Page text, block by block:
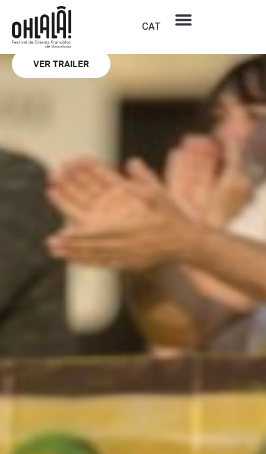
CAT
Ohlalà Teens
Divertimento
MARIE-CASTILLE MENTION-SCHAAR
VER TRAILER